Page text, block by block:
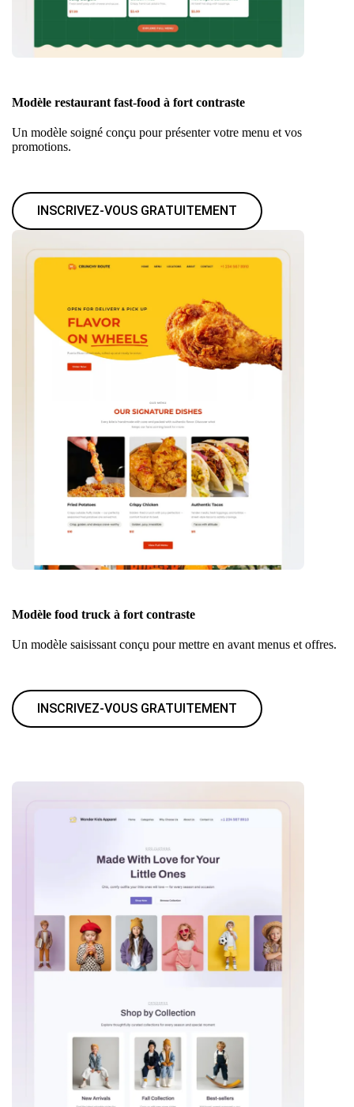
Modèle restaurant fast-food à fort contraste
Un modèle soigné conçu pour présenter votre menu et vos
promotions.
INSCRIVEZ-VOUS GRATUITEMENT
Modèle food truck à fort contraste
Un modèle saisissant conçu pour mettre en avant menus et offres.
INSCRIVEZ-VOUS GRATUITEMENT